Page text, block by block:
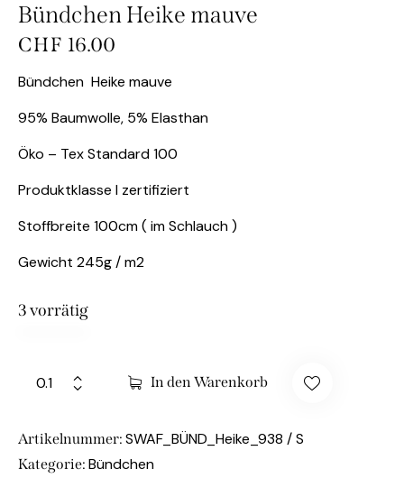
Bündchen Heike mauve
CHF 16.00
Bündchen Heike mauve
95% Baumwolle, 5% Elasthan
Öko – Tex Standard 100
Produktklasse I zertifiziert
Stoffbreite 100cm ( im Schlauch )
Gewicht 245g / m2
3 vorrätig
In den Warenkorb
Artikelnummer: SWAF_BÜND_Heike_938 / S
Kategorie: Bündchen